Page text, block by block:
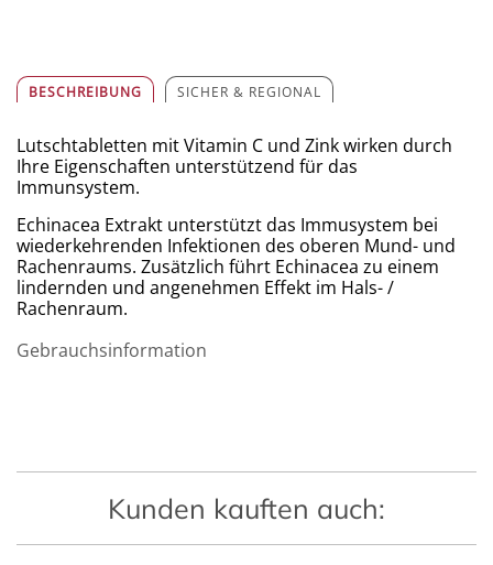
BESCHREIBUNG SICHER & REGIONAL
Lutschtabletten mit Vitamin C und Zink wirken durch
Ihre Eigenschaften unterstützend für das
Immunsystem.
Echinacea Extrakt unterstützt das Immusystem bei
wiederkehrenden Infektionen des oberen Mund- und
Rachenraums. Zusätzlich führt Echinacea zu einem
lindernden und angenehmen Effekt im Hals- /
Rachenraum.
Gebrauchsinformation
Kunden kauften auch: